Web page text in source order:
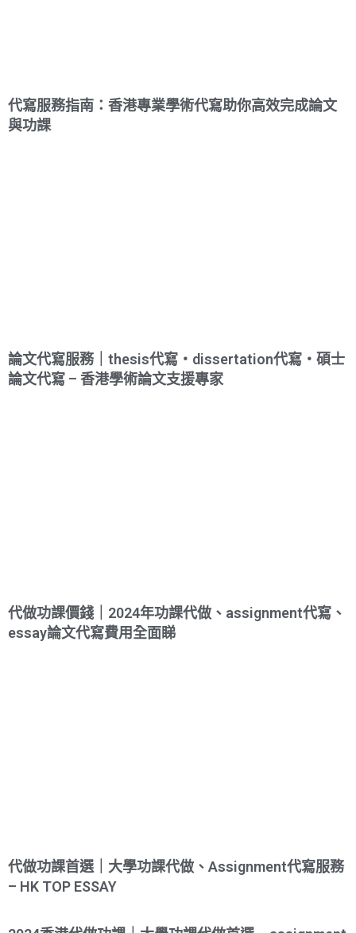
代寫服務指南：香港專業學術代寫助你高效完成論文
與功課
論文代寫服務｜thesis代寫・dissertation代寫・碩士
論文代寫 – 香港學術論文支援專家
代做功課價錢｜2024年功課代做、assignment代寫、
essay論文代寫費用全面睇
代做功課首選｜大學功課代做、Assignment代寫服務
– HK TOP ESSAY